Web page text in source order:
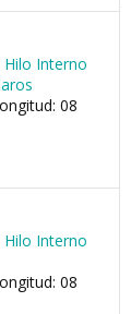
Hilo Interno
08
Hilo Interno
08